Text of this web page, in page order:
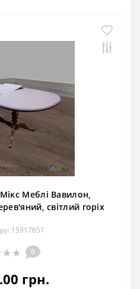
Мікс Меблі Вавилон,
світлий горіх
15917651
0
грн.